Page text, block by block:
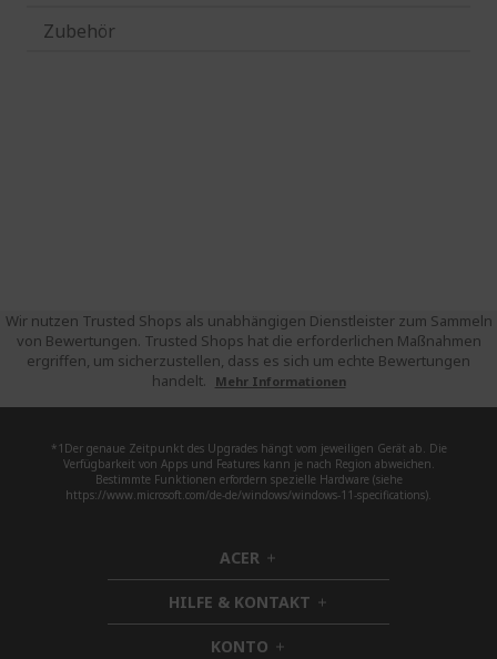
Zubehör
Wir nutzen Trusted Shops als unabhängigen Dienstleister zum Sammeln
von Bewertungen. Trusted Shops hat die erforderlichen Maßnahmen
ergriffen, um sicherzustellen, dass es sich um echte Bewertungen
handelt.
Mehr Informationen
*1Der genaue Zeitpunkt des Upgrades hängt vom jeweiligen Gerät ab. Die
Verfügbarkeit von Apps und Features kann je nach Region abweichen.
Bestimmte Funktionen erfordern spezielle Hardware (siehe
https://www.microsoft.com/de-de/windows/windows-11-specifications).
ACER h
i
d
d
e
HILFE & KONTAKT h
i
KONTO h